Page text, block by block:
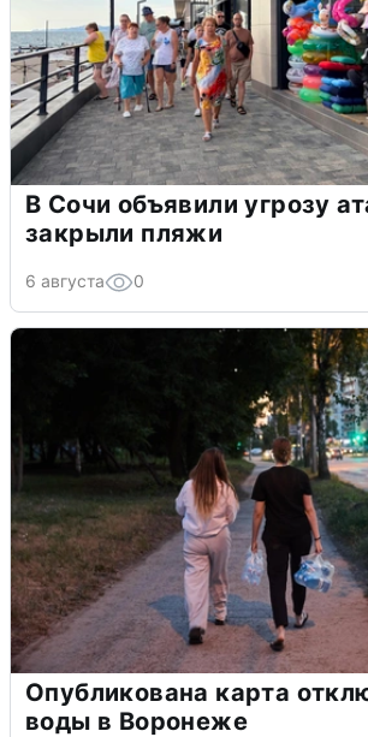
В Сочи объявили угрозу
закрыли пляжи
6 августа 0
Опубликована карта
воды в Воронеже